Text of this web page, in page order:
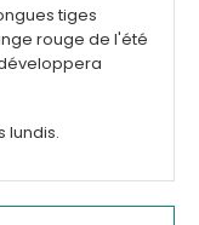
tiges
rouge de l'été
lundis.